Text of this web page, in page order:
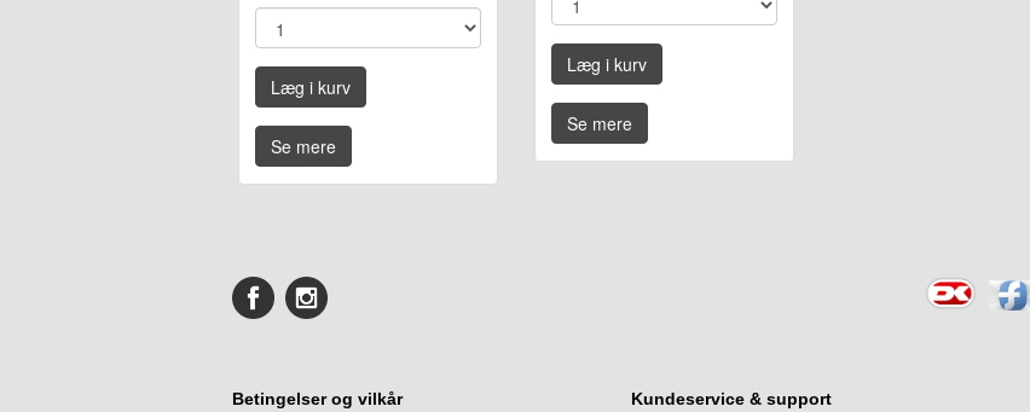
Læg i kurv
Se mere
Læg i kurv
Se mere
Betingelser og vilkår Kundeservice & support